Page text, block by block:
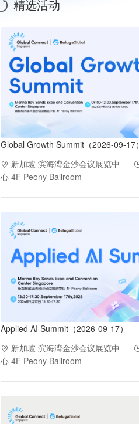
精选活动
Global Growth Summit（2026-09-17）
新加坡 滨海湾金沙会议展览中
心 4F Peony Ballroom
Applied AI Summit（2026-09-17）
新加坡 滨海湾金沙会议展览中
心 4F Peony Ballroom